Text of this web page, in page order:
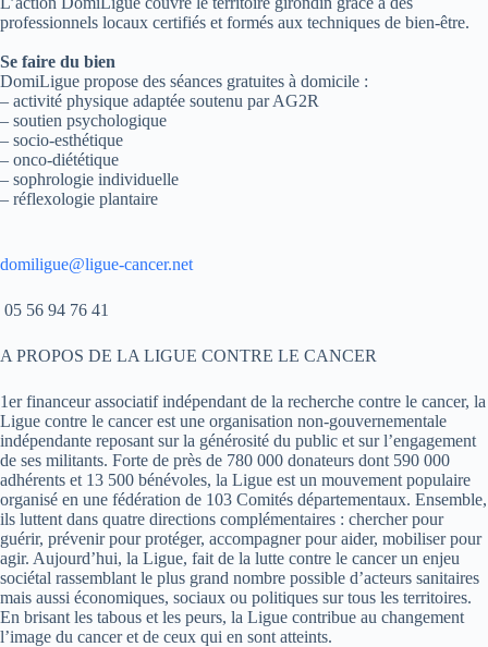
professionnels locaux certifiés et formés aux techniques de bien-être.
Se faire du bien
DomiLigue propose des séances gratuites à domicile :
– activité physique adaptée soutenu par AG2R
– soutien psychologique
– socio-esthétique
– onco-diététique
– sophrologie individuelle
– réflexologie plantaire
domiligue@ligue-cancer.net
05 56 94 76 41
A PROPOS DE LA LIGUE CONTRE LE CANCER
1er financeur associatif indépendant de la recherche contre le cancer, la
Ligue contre le cancer est une organisation non-gouvernementale
indépendante reposant sur la générosité du public et sur l’engagement
de ses militants. Forte de près de 780 000 donateurs dont 590 000
adhérents et 13 500 bénévoles, la Ligue est un mouvement populaire
organisé en une fédération de 103 Comités départementaux. Ensemble,
ils luttent dans quatre directions complémentaires : chercher pour
guérir, prévenir pour protéger, accompagner pour aider, mobiliser pour
agir. Aujourd’hui, la Ligue, fait de la lutte contre le cancer un enjeu
sociétal rassemblant le plus grand nombre possible d’acteurs sanitaires
mais aussi économiques, sociaux ou politiques sur tous les territoires.
En brisant les tabous et les peurs, la Ligue contribue au changement
l’image du cancer et de ceux qui en sont atteints.